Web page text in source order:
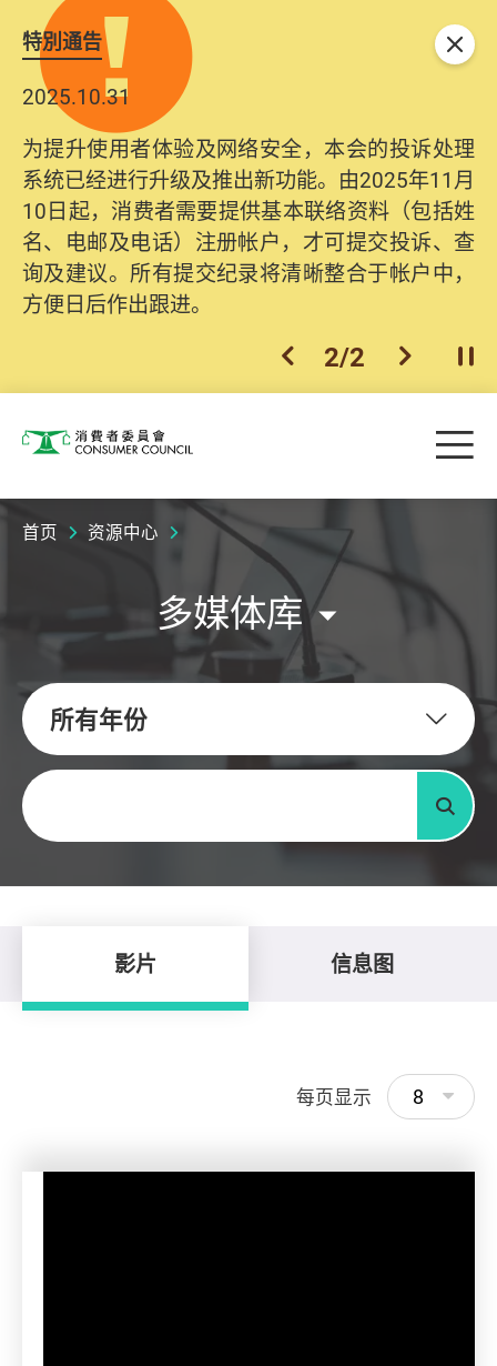
特別通告
2025.10.31
为提升使用者体验及网络安全，本会的投诉处理
系统已经进行升级及推出新功能。由2025年11月
10日起，消费者需要提供基本联络资料（包括姓
名、电邮及电话）注册帐户，才可提交投诉、查
询及建议。所有提交纪录将清晰整合于帐户中，
方便日后作出跟进。
上一个
2/2 下一个开
关闭
消费者委员会 目
首页 资源中心
多媒体库
所有年份
关键字
搜寻
影片 信息图
每页显示 8